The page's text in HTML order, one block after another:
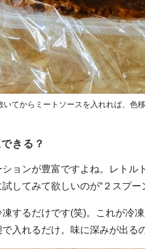
てからミートソースを入れれば、色
きる？
ョンが豊富ですよね。レトル
してみて欲しいのが“２スプー
するだけです(笑)。これが冷
入れるだけ。味に深みが出る